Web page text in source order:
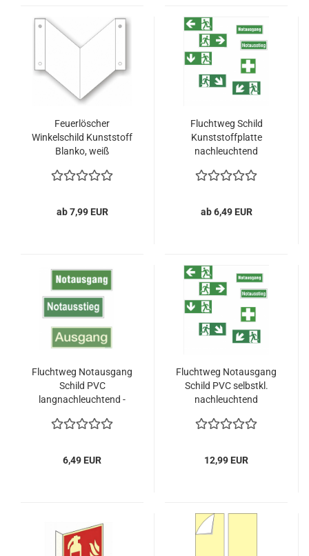
Feuerlöscher
Winkelschild Kunststoff
Blanko, weiß
ab 7,99 EUR
Fluchtweg Schild
Kunststoffplatte
nachleuchtend
Notausgang - ASR A1.3
ab 6,49 EUR
Fluchtweg Notausgang
Schild PVC
langnachleuchtend -
6,49 EUR
Fluchtweg Notausgang
Schild PVC selbstkl.
nachleuchtend
ISO7010
12,99 EUR